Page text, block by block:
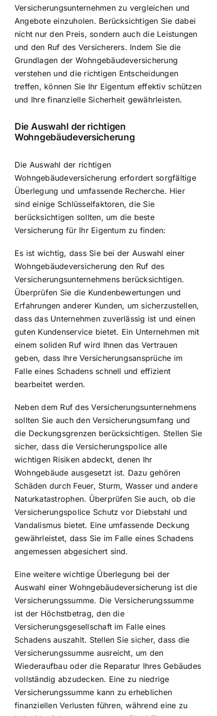
Versicherungsunternehmen zu vergleichen und
Angebote einzuholen. Berücksichtigen Sie dabei
nicht nur den Preis, sondern auch die Leistungen
und den Ruf des Versicherers. Indem Sie die
Grundlagen der Wohngebäudeversicherung
verstehen und die richtigen Entscheidungen
treffen, können Sie Ihr Eigentum effektiv schützen
und Ihre finanzielle Sicherheit gewährleisten.
Die Auswahl der richtigen
Wohngebäudeversicherung
Die Auswahl der richtigen
Wohngebäudeversicherung erfordert sorgfältige
Überlegung und umfassende Recherche. Hier
sind einige Schlüsselfaktoren, die Sie
berücksichtigen sollten, um die beste
Versicherung für Ihr Eigentum zu finden:
Es ist wichtig, dass Sie bei der Auswahl einer
Wohngebäudeversicherung den Ruf des
Versicherungsunternehmens berücksichtigen.
Überprüfen Sie die Kundenbewertungen und
Erfahrungen anderer Kunden, um sicherzustellen,
dass das Unternehmen zuverlässig ist und einen
guten Kundenservice bietet. Ein Unternehmen mit
einem soliden Ruf wird Ihnen das Vertrauen
geben, dass Ihre Versicherungsansprüche im
Falle eines Schadens schnell und effizient
bearbeitet werden.
Neben dem Ruf des Versicherungsunternehmens
sollten Sie auch den Versicherungsumfang und
die Deckungsgrenzen berücksichtigen. Stellen Sie
sicher, dass die Versicherungspolice alle
wichtigen Risiken abdeckt, denen Ihr
Wohngebäude ausgesetzt ist. Dazu gehören
Schäden durch Feuer, Sturm, Wasser und andere
Naturkatastrophen. Überprüfen Sie auch, ob die
Versicherungspolice Schutz vor Diebstahl und
Vandalismus bietet. Eine umfassende Deckung
gewährleistet, dass Sie im Falle eines Schadens
angemessen abgesichert sind.
Eine weitere wichtige Überlegung bei der
Auswahl einer Wohngebäudeversicherung ist die
Versicherungssumme. Die Versicherungssumme
ist der Höchstbetrag, den die
Versicherungsgesellschaft im Falle eines
Schadens auszahlt. Stellen Sie sicher, dass die
Versicherungssumme ausreicht, um den
Wiederaufbauoder die Reparatur Ihres Gebäudes
vollständig abzudecken. Eine zu niedrige
Versicherungssumme kann zu erheblichen
finanziellen Verlusten führen, während eine zu